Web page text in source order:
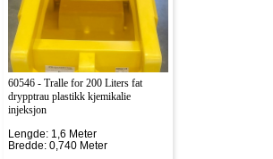
60546 - Tralle for 200 Liters fat
drypptrau plastikk kjemikalie
injeksjon
Lengde: 1,6 Meter
Bredde: 0,740 Meter